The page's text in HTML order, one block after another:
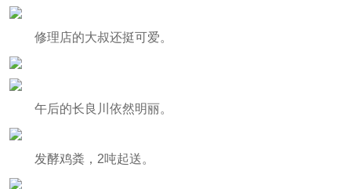
修理店的大叔还挺可爱。
午后的长良川依然明丽。
发酵鸡粪，2吨起送。